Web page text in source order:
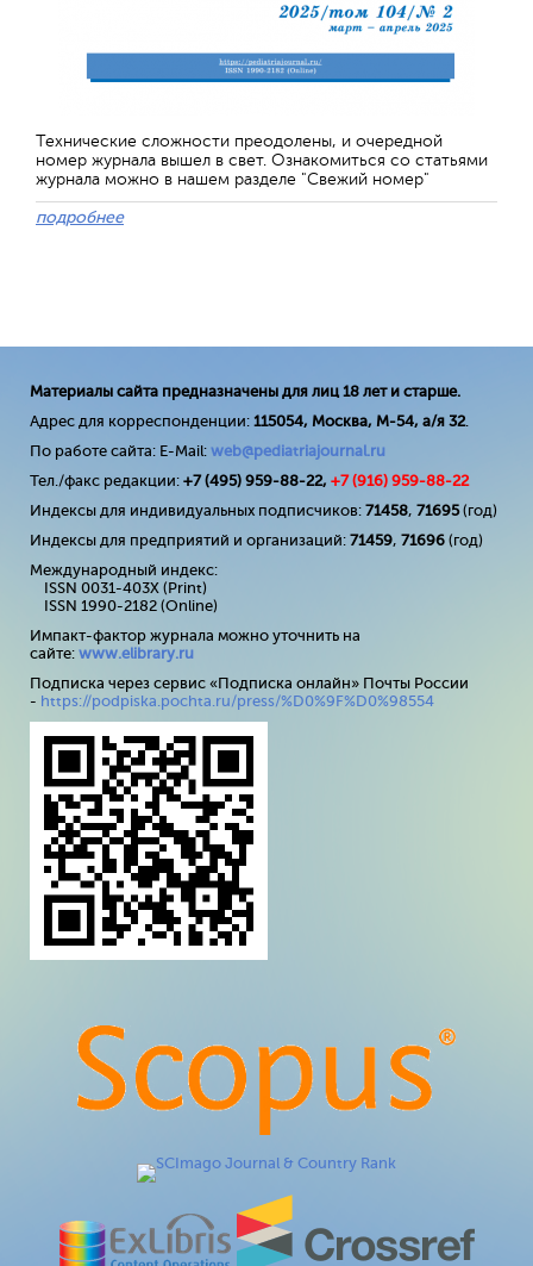
Технические сложности преодолены, и очередной
номер журнала вышел в свет. Ознакомиться со статьями
журнала можно в нашем разделе "Свежий номер"
подробнее
Материалы сайта предназначены для лиц 18 лет и старше.
Адрес для корреспонденции: 115054, Москва, М-54, а/я 32.
По работе сайта: E-Mail: web@pediatriajournal.ru
Тел./факс редакции: +7 (495) 959-88-22, +7 (916) 959-88-22
Индексы для индивидуальных подписчиков: 71458, 71695(год)
Индексы для предприятий и организаций: 71459, 71696 (год)
Международный индекс:
ISSN 0031-403X (Print)
ISSN 1990-2182 (Online)
Импакт-фактор журнала можно уточнить на
сайте: www.elibrary.ru
Подписка через сервис «Подписка онлайн» Почты России
- https://podpiska.pochta.ru/press/%D0%9F%D0%98554